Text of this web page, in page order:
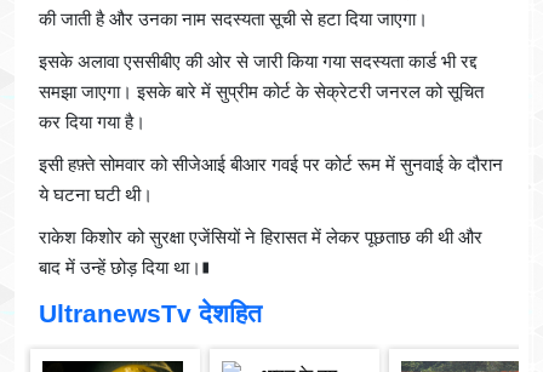
की जाती है और उनका नाम सदस्यता सूची से हटा दिया जाएगा।
इसके अलावा एससीबीए की ओर से जारी किया गया सदस्यता कार्ड भी रद्द
समझा जाएगा। इसके बारे में सुप्रीम कोर्ट के सेक्रेटरी जनरल को सूचित
कर दिया गया है।
इसी हफ़्ते सोमवार को सीजेआई बीआर गवई पर कोर्ट रूम में सुनवाई के दौरान
ये घटना घटी थी।
राकेश किशोर को सुरक्षा एजेंसियों ने हिरासत में लेकर पूछताछ की थी और
बाद में उन्हें छोड़ दिया था।∎
UltranewsTv देशहित